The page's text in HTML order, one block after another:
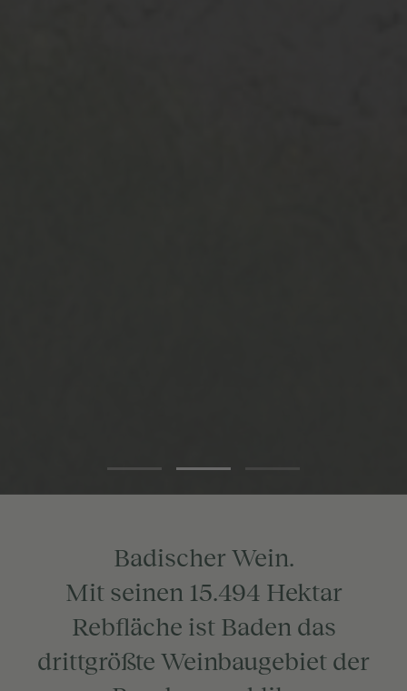
Badischer Wein.
Mit seinen 15.494 Hektar
Rebfläche ist Baden das
drittgrößte Weinbaugebiet der